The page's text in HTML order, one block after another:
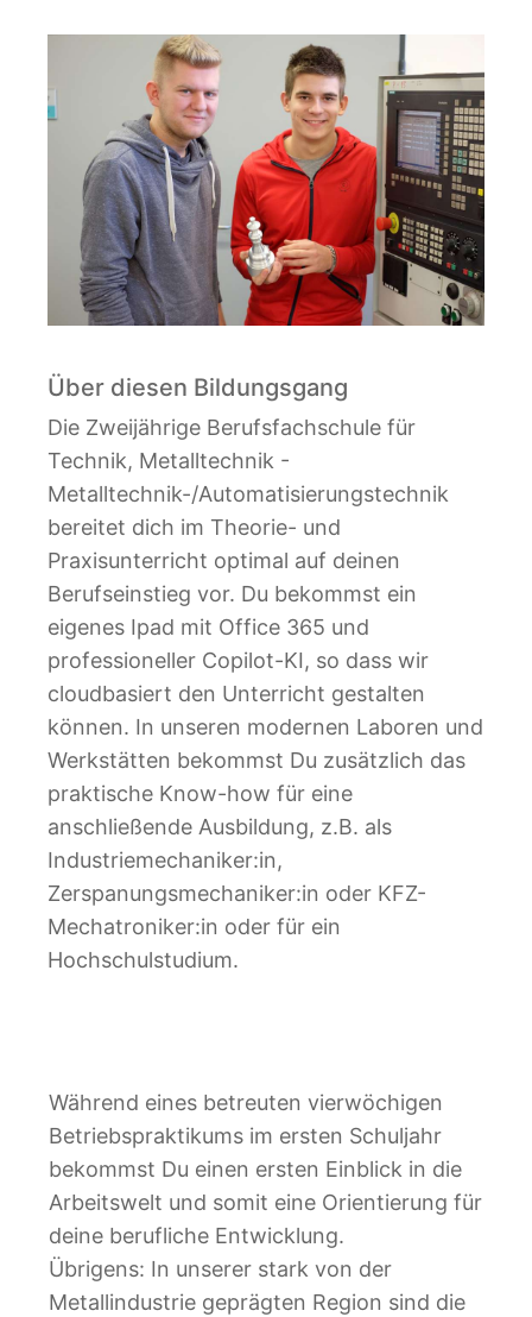
Über diesen Bildungsgang
Die Zweijährige Berufsfachschule für
Technik, Metalltechnik -
Metalltechnik-/Automatisierungstechnik
bereitet dich im Theorie- und
Praxisunterricht optimal auf deinen
Berufseinstieg vor. Du bekommst ein
eigenes Ipad mit Office 365 und
professioneller Copilot-KI, so dass wir
cloudbasiert den Unterricht gestalten
können. In unseren modernen Laboren und
Werkstätten bekommst Du zusätzlich das
praktische Know-how für eine
anschließende Ausbildung, z.B. als
Industriemechaniker:in,
Zerspanungsmechaniker:in oder KFZ-
Mechatroniker:in oder für ein
Hochschulstudium.
Während eines betreuten vierwöchigen
Betriebspraktikums im ersten Schuljahr
bekommst Du einen ersten Einblick in die
Arbeitswelt und somit eine Orientierung für
deine berufliche Entwicklung.
Übrigens: In unserer stark von der
Metallindustrie geprägten Region sind die